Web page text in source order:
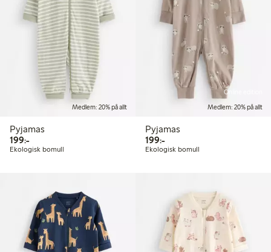
Medlem: 20% på allt
Pyjamas
199:-199,00 kr
Ekologisk bomull
Online edition
Medlem: 20% på allt
Pyjamas
199:-199,00 kr
Ekologisk bomull